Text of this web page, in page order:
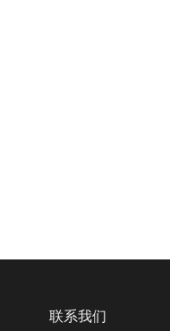
联系我们